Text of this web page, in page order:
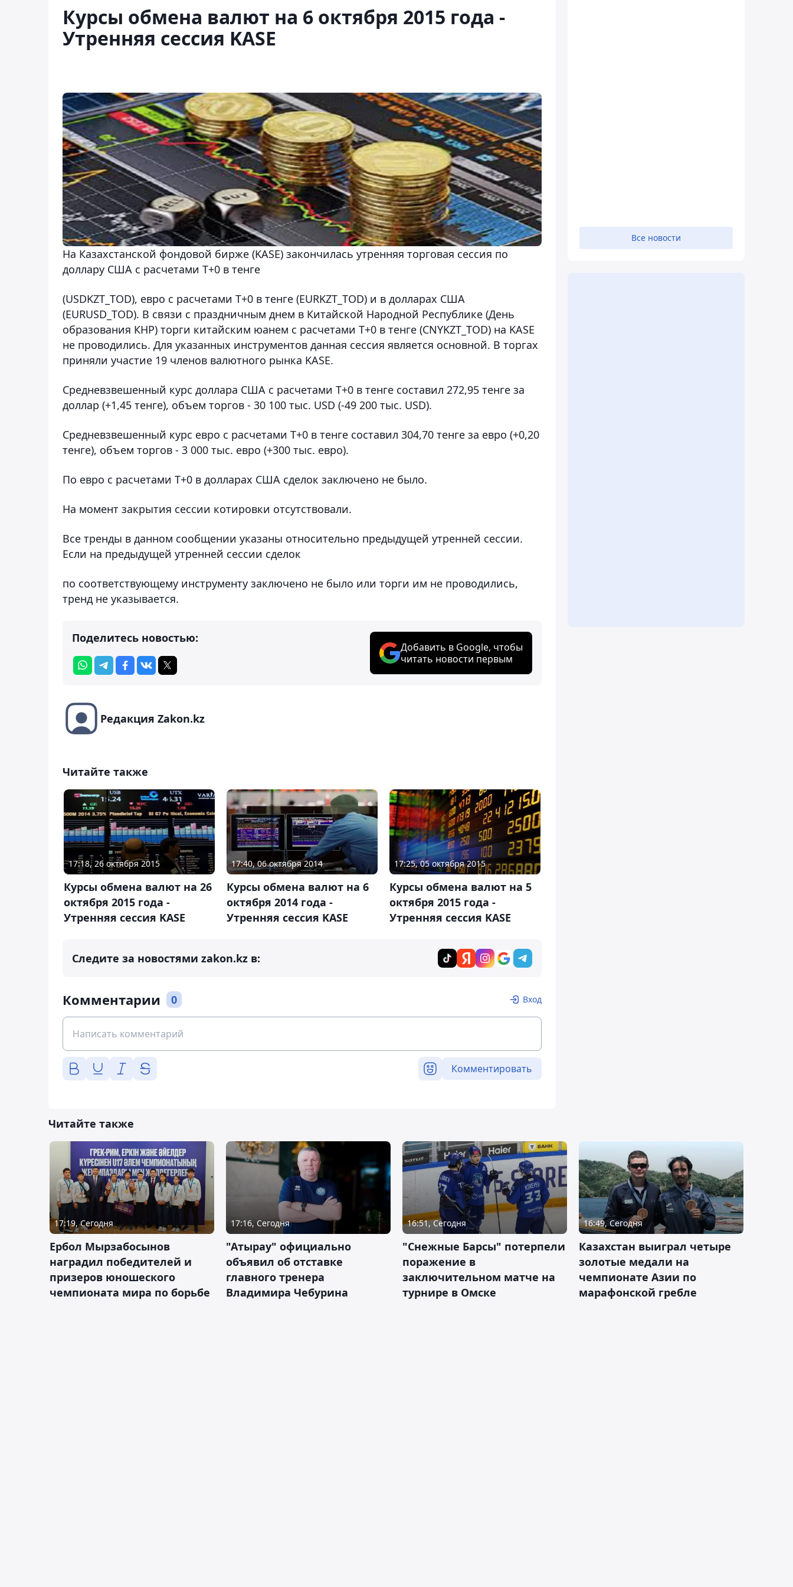
Курсы обмена валют на 6 октября 2015 года -
Утренняя сессия KASE
На Казахстанской фондовой бирже (KASE) закончилась утренняя торговая сессия по
доллару США с расчетами Т+0 в тенге
(USDKZT_TOD), евро с расчетами T+0 в тенге (EURKZT_TOD) и в долларах США
(EURUSD_TOD). В связи с праздничным днем в Китайской Народной Республике (День
образования КНР) торги китайским юанем с расчетами T+0 в тенге (CNYKZT_TOD) на KASE
не проводились. Для указанных инструментов данная сессия является основной. В торгах
приняли участие 19 членов валютного рынка KASE.
Средневзвешенный курс доллара США с расчетами T+0 в тенге составил 272,95 тенге за
доллар (+1,45 тенге), объем торгов - 30 100 тыс. USD (-49 200 тыс. USD).
Средневзвешенный курс евро с расчетами T+0 в тенге составил 304,70 тенге за евро (+0,20
тенге), объем торгов - 3 000 тыс. евро (+300 тыс. евро).
По евро с расчетами T+0 в долларах США сделок заключено не было.
На момент закрытия сессии котировки отсутствовали.
Все тренды в данном сообщении указаны относительно предыдущей утренней сессии.
Если на предыдущей утренней сессии сделок
по соответствующему инструменту заключено не было или торги им не проводились,
тренд не указывается.
Поделитесь новостью:
Добавить в Google, чтобы
читать новости первым
Редакция Zakon.kz
Читайте также
17:18, 26 октября 2015
Курсы обмена валют на 26
октября 2015 года -
Утренняя сессия KASE
17:40, 06 октября 2014
Курсы обмена валют на 6
октября 2014 года -
Утренняя сессия KASE
17:25, 05 октября 2015
Курсы обмена валют на 5
октября 2015 года -
Утренняя сессия KASE
Следите за новостями zakon.kz в:
Комментарии 0 Вход
Комментировать
Все новости
Читайте также
17:19, Сегодня
Ербол Мырзабосынов
наградил победителей и
призеров юношеского
чемпионата мира по борьбе
17:16, Сегодня
"Атырау" официально
объявил об отставке
главного тренера
Владимира Чебурина
16:51, Сегодня
"Снежные Барсы" потерпели
поражение в
заключительном матче на
турнире в Омске
16:49, Сегодня
Казахстан выиграл четыре
золотые медали на
чемпионате Азии по
марафонской гребле